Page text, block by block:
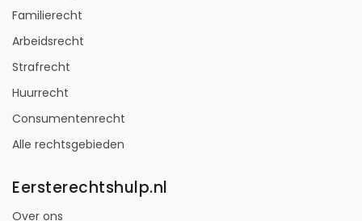
Familierecht
Arbeidsrecht
Strafrecht
Huurrecht
Consumentenrecht
Alle rechtsgebieden
Eersterechtshulp.nl
Over ons